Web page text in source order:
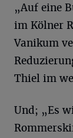
„Auf eine
im Kölner
Vanikum
Thiel im
Und; „Es